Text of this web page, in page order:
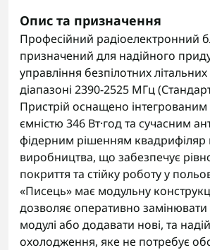
Опис та призначення
Професійний радіоелектронний
призначений для надійного
управління безпілотних літальних
діапазоні 2390-2525 МГц
Пристрій оснащено
ємністю 346 Вт·год та сучасним
фідерним рішенням квадрифіляр
виробництва, що забезпечує
покриття та стійку роботу у
«Писець» має модульну
дозволяє оперативно
модулі або додавати нові, та
охолодження, яке не потребує